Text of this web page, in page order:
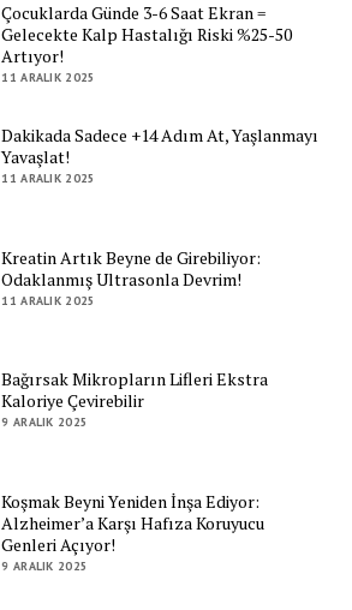
Çocuklarda Günde 3-6 Saat Ekran =
Gelecekte Kalp Hastalığı Riski %25-50
Artıyor!
11 ARALIK 2025
Dakikada Sadece +14 Adım At, Yaşlanmayı
Yavaşlat!
11 ARALIK 2025
Kreatin Artık Beyne de Girebiliyor:
Odaklanmış Ultrasonla Devrim!
11 ARALIK 2025
Bağırsak Mikropların Lifleri Ekstra
Kaloriye Çevirebilir
9 ARALIK 2025
Koşmak Beyni Yeniden İnşa Ediyor:
Alzheimer’a Karşı Hafıza Koruyucu
Genleri Açıyor!
9 ARALIK 2025